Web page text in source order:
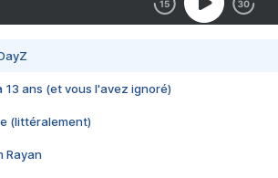
13 ans (et vous l'avez ignoré)
(littéralement)
Rayan